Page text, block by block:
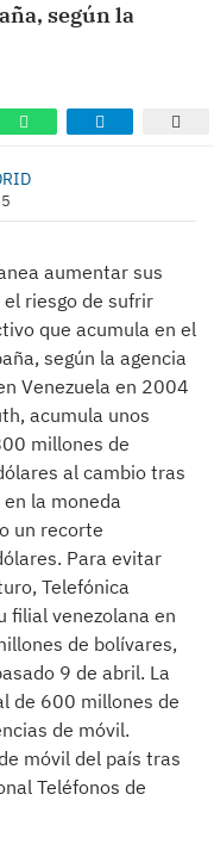
según la
aumentar sus
riesgo de sufrir
que acumula en el
según la agencia
Venezuela en 2004
acumula unos
millones de
al cambio tras
la moneda
un recorte
Para evitar
Telefónica
filial venezolana en
de bolívares,
9 de abril. La
de 600 millones de
de móvil.
móvil del país tras
Teléfonos de